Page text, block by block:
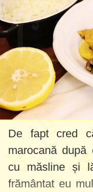
De fapt cred
marocană după
cu măsline și
frământat eu